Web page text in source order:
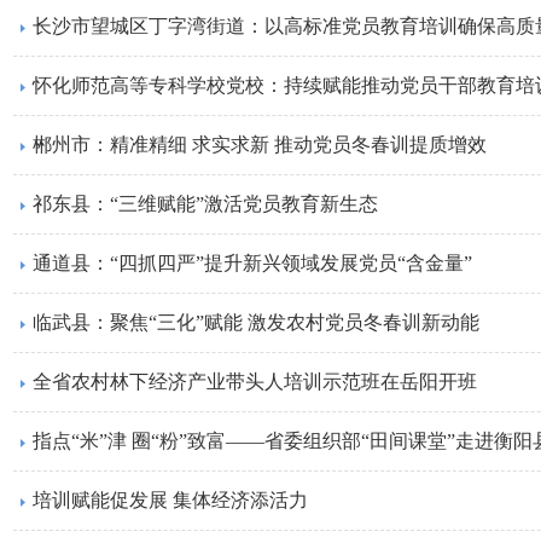
长沙市望城区丁字湾街道：以高标准党员教育培训确保高质
怀化师范高等专科学校党校：持续赋能推动党员干部教育培
郴州市：精准精细 求实求新 推动党员冬春训提质增效
祁东县：“三维赋能”激活党员教育新生态
通道县：“四抓四严”提升新兴领域发展党员“含金量”
临武县：聚焦“三化”赋能 激发农村党员冬春训新动能
全省农村林下经济产业带头人培训示范班在岳阳开班
指点“米”津 圈“粉”致富——省委组织部“田间课堂”走进衡阳
培训赋能促发展 集体经济添活力